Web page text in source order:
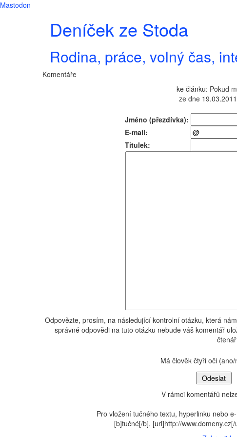
Mastodon
Deníček ze Stoda
Rodina, práce, volný čas,
Komentáře
ke článku: Pokud
ze dne
Jméno (přezdívka):
E-mail:
Titulek:
Odpovězte, prosím, na následující kontrolní otázku, která
správné odpovědi na tuto otázku nebude váš komentář
Má člověk čtyři oči (ano/
V rámci komentářů
Pro vložení tučného textu, hyperlinku nebo
[b]tučné[/b], [url]http://